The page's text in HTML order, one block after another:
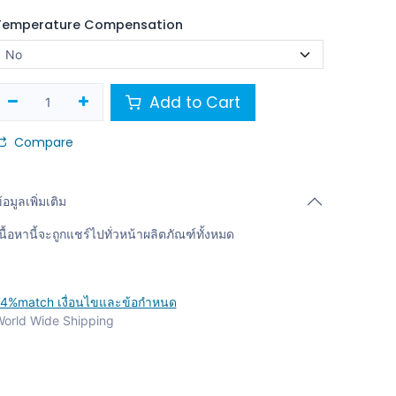
Compensation
Add to Cart
Compare
มูลเพิ่มเติม
นื้อหานี้จะถูกแชร์ไปทั่วหน้าผลิตภัณฑ์ทั้งหมด
เงื่อนไขและข้อกำหนด
Wide Shipping